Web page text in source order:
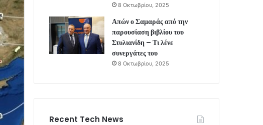
8 Οκτωβρίου, 2025
Απών ο Σαμαράς από την
παρουσίαση βιβλίου του
Στυλιανίδη – Τι λένε
συνεργάτες του
8 Οκτωβρίου, 2025
Recent Tech News